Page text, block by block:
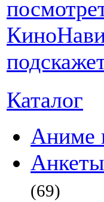
Каталог
Аниме
(69)